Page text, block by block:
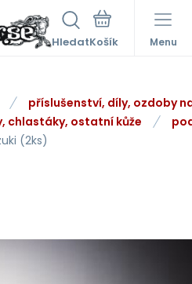
Hledat Menu
příslušenství, díly, ozdoby
chlastáky, ostatní kůže
(2ks)